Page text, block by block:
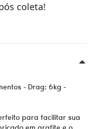
coleta!
- Drag: 6kg -
para facilitar sua